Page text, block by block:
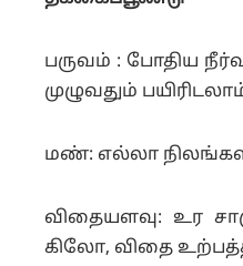
பருவம் : போதிய
முழுவதும்
மண்: எல்லா
விதையளவு: உர
கிலோ, விதை